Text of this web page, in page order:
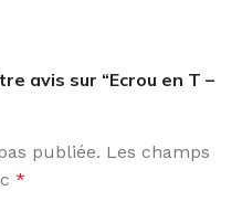
avis sur “Ecrou en T –
publiée. Les champs
*